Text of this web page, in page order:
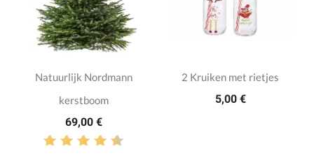
Natuurlijk Nordmann
kerstboom
69,00 €
2 Kruiken met rietjes
5,00 €